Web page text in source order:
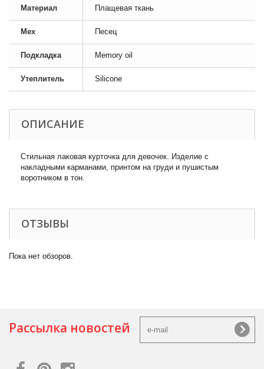
Материал Плащевая ткань
Мех Песец
Подкладка Memory oil
Утеплитель Silicone
ОПИСАНИЕ
Стильная лаковая курточка для девочек. Изделие с
накладными карманами, принтом на груди и пушистым
воротником в тон.
ОТЗЫВЫ
Пока нет обзоров.
Рассылка новостей